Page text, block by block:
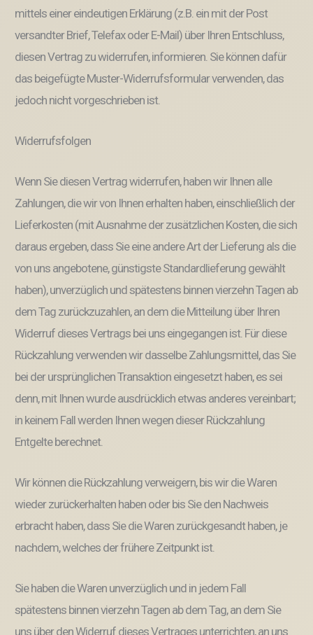
mittels einer eindeutigen Erklärung (z.B. ein mit der Post
versandter Brief, Telefax oder E-Mail) über Ihren Entschluss,
diesen Vertrag zu widerrufen, informieren. Sie können dafür
das beigefügte Muster-Widerrufsformular verwenden, das
jedoch nicht vorgeschrieben ist.
Widerrufsfolgen
Wenn Sie diesen Vertrag widerrufen, haben wir Ihnen alle
Zahlungen, die wir von Ihnen erhalten haben, einschließlich der
Lieferkosten (mit Ausnahme der zusätzlichen Kosten, die sich
daraus ergeben, dass Sie eine andere Art der Lieferung als die
von uns angebotene, günstigste Standardlieferung gewählt
haben), unverzüglich und spätestens binnen vierzehn Tagen ab
dem Tag zurückzuzahlen, an dem die Mitteilung über Ihren
Widerruf dieses Vertrags bei uns eingegangen ist. Für diese
Rückzahlung verwenden wir dasselbe Zahlungsmittel, das Sie
bei der ursprünglichen Transaktion eingesetzt haben, es sei
denn, mit Ihnen wurde ausdrücklich etwas anderes vereinbart;
in keinem Fall werden Ihnen wegen dieser Rückzahlung
Entgelte berechnet.
Wir können die Rückzahlung verweigern, bis wir die Waren
wieder zurückerhalten haben oder bis Sie den Nachweis
erbracht haben, dass Sie die Waren zurückgesandt haben, je
nachdem, welches der frühere Zeitpunkt ist.
Sie haben die Waren unverzüglich und in jedem Fall
spätestens binnen vierzehn Tagen ab dem Tag, an dem Sie
uns über den Widerruf dieses Vertrages unterrichten, an uns